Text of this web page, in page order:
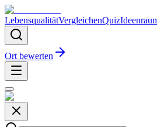
LebensqualitätVergleichenQuiz
Ort bewerten